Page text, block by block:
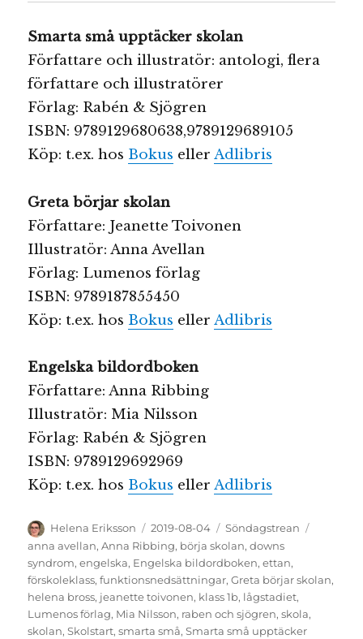
Smarta små upptäcker skolan
Författare och illustratör: antologi, flera
författare och illustratörer
Förlag: Rabén & Sjögren
ISBN: 9789129680638,9789129689105
Köp: t.ex. hos Bokus ellerAdlibris
Greta börjar skolan
Författare: Jeanette Toivonen
Illustratör: Anna Avellan
Förlag: Lumenos förlag
ISBN: 9789187855450
Köp: t.ex. hos Bokus ellerAdlibris
Engelska bildordboken
Författare: Anna Ribbing
Illustratör: Mia Nilsson
Förlag: Rabén & Sjögren
ISBN: 9789129692969
Köp: t.ex. hos Bokus ellerAdlibris
Författare
Helena Eriksson
Publicerat
den
2019-08-04 Kategorier
Söndagstrean
anna avellan,Anna Ribbing, börja skolan,downs
syndrom,engelska, Engelska bildordboken,ettan,
förskoleklass,funktionsnedsättningar,Greta börjar skolan,
helena bross, jeanette toivonen, klass 1b, lågstadiet,
Lumenos förlag, Mia Nilsson, raben och sjögren,skola,
skolan,Skolstart,smarta små,Smarta små upptäcker